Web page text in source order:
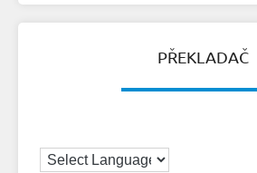
PŘEKLADAČ